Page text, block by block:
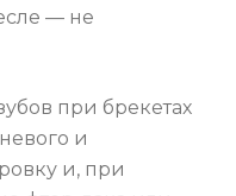
— не
при брекетах
и
и, при